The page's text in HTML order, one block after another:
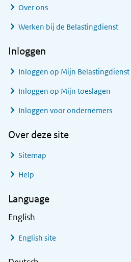
Over ons
Werken bij de Belastingdienst
Inloggen
Inloggen op Mijn Belastingdienst
Inloggen op Mijn toeslagen
Inloggen voor ondernemers
Over deze site
Sitemap
Help
Language
English
English site